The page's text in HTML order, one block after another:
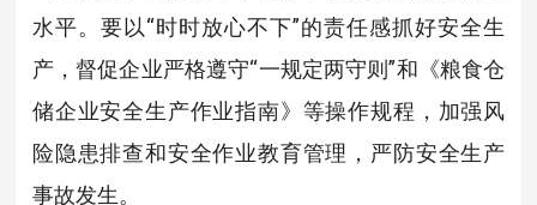
水平。要以“时时放心不下”的责任感抓好安全生
产，督促企业严格遵守“一规定两守则”和《粮食仓
储企业安全生产作业指南》等操作规程，加强风
险隐患排查和安全作业教育管理，严防安全生产
事故发生。